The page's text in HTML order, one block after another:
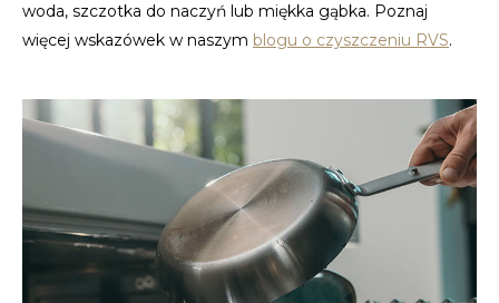
UYUwoda, szczotka do naczyń lub miękka gąbka. Poznaj
więcej wskazówek w naszym blogu o czyszczeniu RVS.